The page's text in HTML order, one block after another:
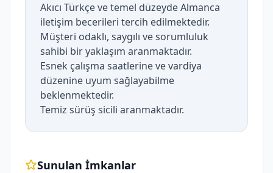
Akıcı Türkçe ve temel düzeyde Almanca
iletişim becerileri tercih edilmektedir.
Müşteri odaklı, saygılı ve sorumluluk
sahibi bir yaklaşım aranmaktadır.
Esnek çalışma saatlerine ve vardiya
düzenine uyum sağlayabilme
beklenmektedir.
Temiz sürüş sicili aranmaktadır.
Sunulan İmkanlar